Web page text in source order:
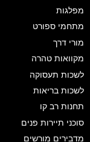
מפלגות
מתחמי ספורט
מורי דרך
מקוואות טהרה
לשכות תעסוקה
לשכות בריאות
תחנות רב קו
סוכני תיירות פנים
מדבירים מורשים